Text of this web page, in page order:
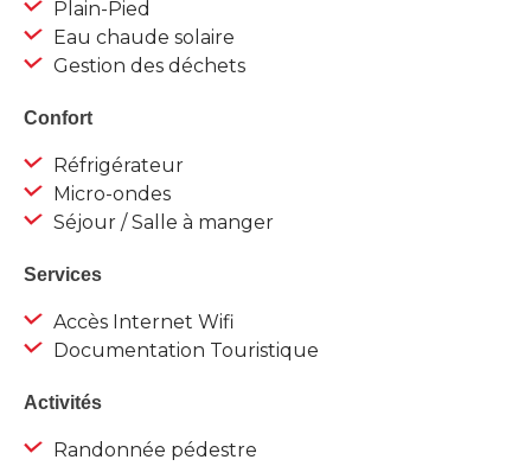
Plain-Pied
Eau chaude solaire
Gestion des déchets
Confort
Réfrigérateur
Micro-ondes
Séjour / Salle à manger
Services
Accès Internet Wifi
Documentation Touristique
Activités
Randonnée pédestre